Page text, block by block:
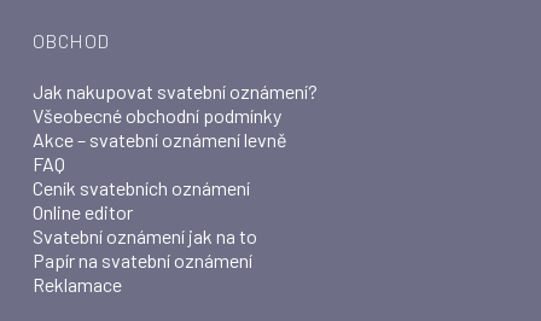
OBCHOD
Jak nakupovat svatební oznámení?
Všeobecné obchodní podmínky
Akce – svatební oznámení levně
FAQ
Ceník svatebních oznámení
Online editor
Svatební oznámení jak na to
Papír na svatební oznámení
Reklamace